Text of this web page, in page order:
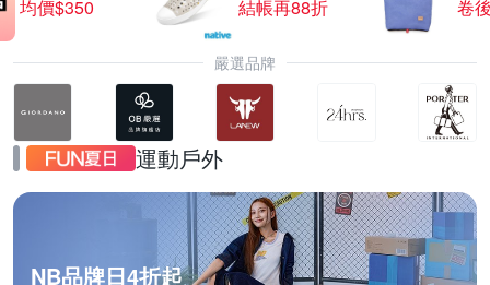
均價$350
結帳再88折
卷
嚴選品牌
運動戶外
NB品牌日4折起